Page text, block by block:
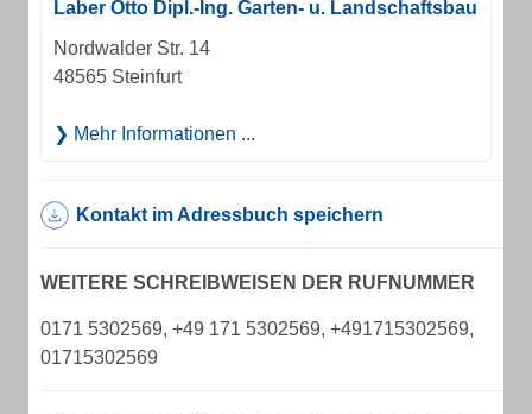
Laber Otto Dipl.-Ing. Garten- u. Landschaftsbau
Nordwalder Str. 14
48565 Steinfurt
Mehr Informationen ...
Kontakt im Adressbuch speichern
WEITERE SCHREIBWEISEN DER RUFNUMMER
0171 5302569, +49 171 5302569, +491715302569,
01715302569